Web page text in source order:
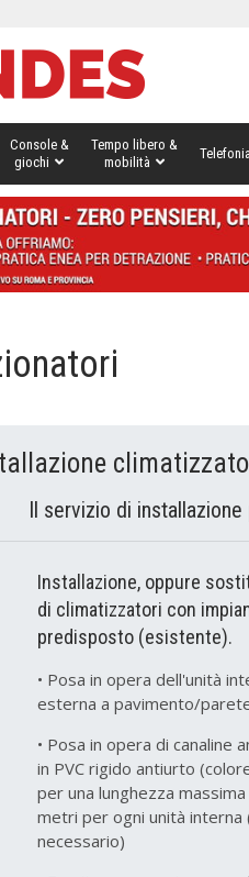
Console &
giochi
Tempo libero &
mobilità
Telefonia
Il servizio di installazione
Installazione, oppure
di climatizzatori con
predisposto (esistente).
• Posa in opera dell'unità
esterna a pavimento/
• Posa in opera di canaline
in PVC rigido antiurto
per una lunghezza massima
metri per ogni unità interna
necessario)